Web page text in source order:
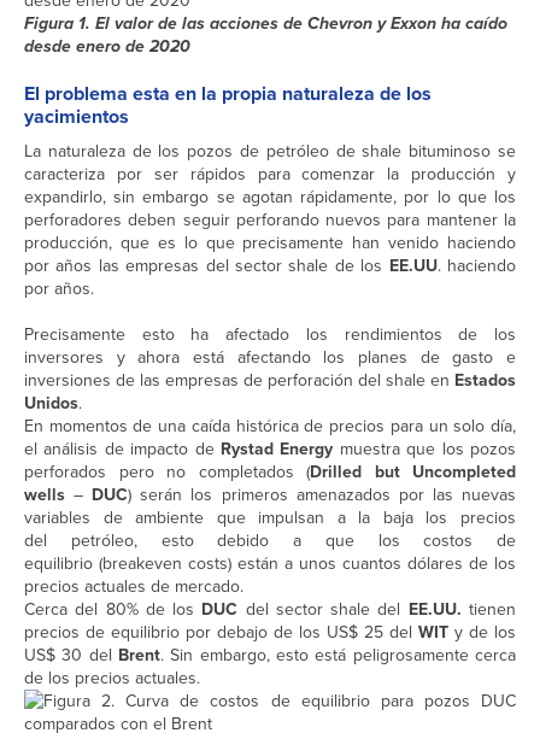
Figura 1. El valor de las acciones de Chevron y Exxon ha caído
desde enero de 2020
El problema esta en la propia naturaleza de los
yacimientos
La naturaleza de los pozos de petróleo de shale bituminoso se
caracteriza por ser rápidos para comenzar la producción y
expandirlo, sin embargo se agotan rápidamente, por lo que los
perforadores deben seguir perforando nuevos para mantener la
producción, que es lo que precisamente han venido haciendo
por años las empresas del sector shale de los EE.UU. haciendo
por años.
Precisamente esto ha afectado los rendimientos de los
inversores y ahora está afectando los planes de gasto e
inversiones de las empresas de perforación del shale en Estados
Unidos.
En momentos de una caída histórica de precios para un solo día,
el análisis de impacto de Rystad Energy muestra que los pozos
perforados pero no completados (Drilled but Uncompleted
wells – DUC) serán los primeros amenazados por las nuevas
variables de ambiente que impulsan a la baja los precios
del petróleo, esto debido a que los costos de
equilibrio (breakeven costs) están a unos cuantos dólares de los
precios actuales de mercado.
Cerca del 80% de los DUC del sector shale del EE.UU. tienen
precios de equilibrio por debajo de los US$ 25 del WIT y de los
US$ 30 del Brent. Sin embargo, esto está peligrosamente cerca
de los precios actuales.